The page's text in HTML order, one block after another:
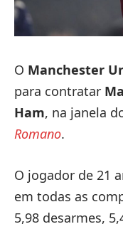
O Manchester
para contratar
Ham, na janela
Romano.
O jogador de 21
em todas as
5,98 desarmes,